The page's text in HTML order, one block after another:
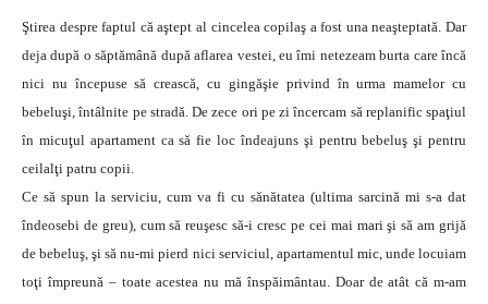
Ştirea despre faptul că aştept al cincelea copilaş a fost una neaşteptată. Dar
deja după o săptămână după aflarea vestei, eu îmi netezeam burta care încă
nici nu începuse să crească, cu gingăşie privind în urma mamelor cu
bebeluşi, întâlnite pe stradă. De zece ori pe zi încercam să replanific spaţiul
în micuţul apartament ca să fie loc îndeajuns şi pentru bebeluş şi pentru
ceilalţi patru copii.
Ce să spun la serviciu, cum va fi cu sănătatea (ultima sarcină mi s-a dat
îndeosebi de greu), cum să reuşesc să-i cresc pe cei mai mari şi să am grijă
de bebeluş, şi să nu-mi pierd nici serviciul, apartamentul mic, unde locuiam
toţi împreună – toate acestea nu mă înspăimântau. Doar de atât că m-am